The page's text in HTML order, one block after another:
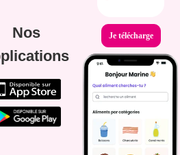
Nos
Je télécharge